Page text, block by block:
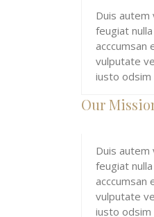
Duis
feugiat
acccumsan
vulputate
iusto odsim
Our
Duis
feugiat
acccumsan
vulputate
iusto odsim